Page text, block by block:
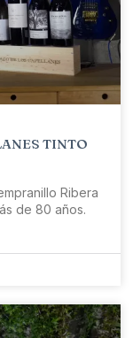
TINTO
Ribera
de 80 años.